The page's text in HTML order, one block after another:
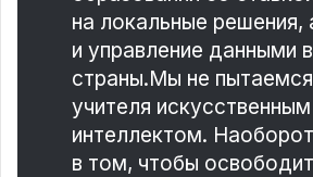
на локальные решения,
и управление данными
страны.Мы не
учителя искусственным
интеллектом.
в том, чтобы